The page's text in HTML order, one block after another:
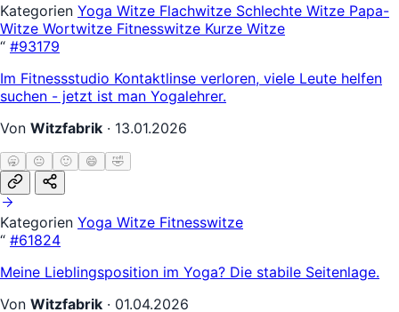
Kategorien Yoga Witze Flachwitze Schlechte Witze Papa-
Witze Wortwitze Fitnesswitze Kurze Witze
“ #93179
Im Fitnessstudio Kontaktlinse verloren, viele Leute helfen
suchen - jetzt ist man Yogalehrer.
Von Witzfabrik · 13.01.2026
🥱 😐 🙂 😄 🤣
Kategorien Yoga Witze Fitnesswitze
“ #61824
Meine Lieblingsposition im Yoga? Die stabile Seitenlage.
Von Witzfabrik · 01.04.2026